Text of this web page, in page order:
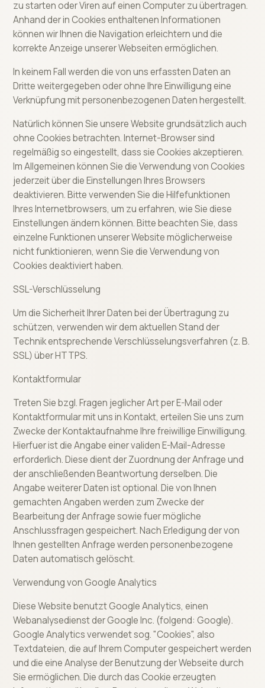
zu starten oder Viren auf einen Computer zu übertragen.
Anhand der in Cookies enthaltenen Informationen
können wir Ihnen die Navigation erleichtern und die
korrekte Anzeige unserer Webseiten ermöglichen.
In keinem Fall werden die von uns erfassten Daten an
Dritte weitergegeben oder ohne Ihre Einwilligung eine
Verknüpfung mit personenbezogenen Daten hergestellt.
Natürlich können Sie unsere Website grundsätzlich auch
ohne Cookies betrachten. Internet-Browser sind
regelmäßig so eingestellt, dass sie Cookies akzeptieren.
Im Allgemeinen können Sie die Verwendung von Cookies
jederzeit über die Einstellungen Ihres Browsers
deaktivieren. Bitte verwenden Sie die Hilfefunktionen
Ihres Internetbrowsers, um zu erfahren, wie Sie diese
Einstellungen ändern können. Bitte beachten Sie, dass
einzelne Funktionen unserer Website möglicherweise
nicht funktionieren, wenn Sie die Verwendung von
Cookies deaktiviert haben.
SSL-Verschlüsselung
Um die Sicherheit Ihrer Daten bei der Übertragung zu
schützen, verwenden wir dem aktuellen Stand der
Technik entsprechende Verschlüsselungsverfahren (z. B.
SSL) über HTTPS.
Kontaktformular
Treten Sie bzgl. Fragen jeglicher Art per E-Mail oder
Kontaktformular mit uns in Kontakt, erteilen Sie uns zum
Zwecke der Kontaktaufnahme Ihre freiwillige Einwilligung.
Hierfuer ist die Angabe einer validen E-Mail-Adresse
erforderlich. Diese dient der Zuordnung der Anfrage und
der anschließenden Beantwortung derselben. Die
Angabe weiterer Daten ist optional. Die von Ihnen
gemachten Angaben werden zum Zwecke der
Bearbeitung der Anfrage sowie fuer mögliche
Anschlussfragen gespeichert. Nach Erledigung der von
Ihnen gestellten Anfrage werden personenbezogene
Daten automatisch gelöscht.
Verwendung von Google Analytics
Diese Website benutzt Google Analytics, einen
Webanalysedienst der Google Inc. (folgend: Google).
Google Analytics verwendet sog. "Cookies", also
Textdateien, die auf Ihrem Computer gespeichert werden
und die eine Analyse der Benutzung der Webseite durch
Sie ermöglichen. Die durch das Cookie erzeugten